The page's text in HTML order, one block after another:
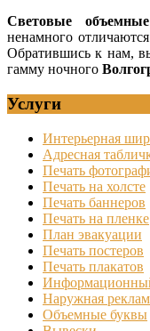
Световые
ненамного
Обратившись к нам,
гамму ночного
Услуги
Интерьерная
Адресная
Печать
Печать на холсте
Печать баннеров
Печать на пленке
План эвакуации
Печать постеров
Печать плакатов
Наружная
Объемные буквы